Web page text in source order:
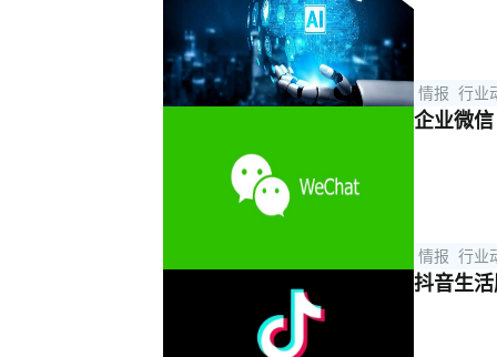
情报 行业
企业微
情报 行业
抖音生